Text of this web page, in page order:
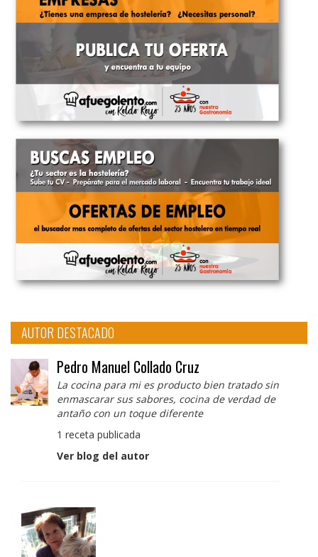
AUTOR DESTACADO
Pedro Manuel Collado Cruz
La cocina para mi es producto bien tratado sin
enmascarar sus sabores, cocina de verdad de
antaño con un toque diferente
1 receta publicada
Ver blog del autor